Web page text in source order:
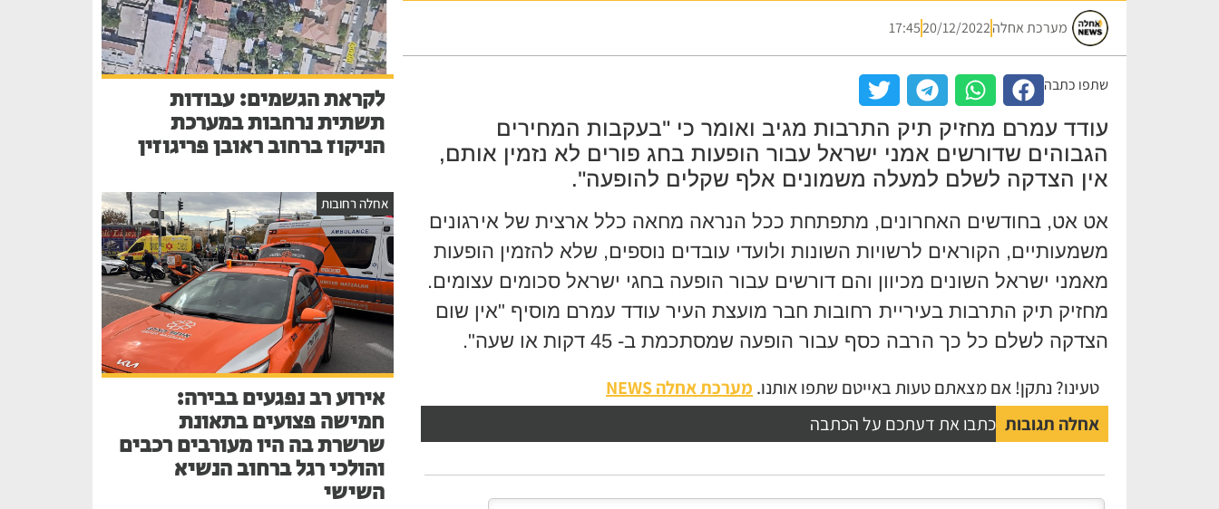
מערכת אחלה20/12/2022
17:45
שתפו כתבה
עודד עמרם מחזיק תיק התרבות מגיב ואומר כי "בעקבות המחירים
הגבוהים שדורשים אמני ישראל עבור הופעות בחג פורים לא נזמין אותם,
אין הצדקה לשלם למעלה משמונים אלף שקלים להופעה".
אט אט, בחודשים האחרונים, מתפתחת ככל הנראה מחאה כלל ארצית של אירגונים
משמעותיים, הקוראים לרשויות השונות ולועדי עובדים נוספים, שלא להזמין הופעות
מאמני ישראל השונים מכיוון והם דורשים עבור הופעה בחגי ישראל סכומים עצומים.
מחזיק תיק התרבות בעיריית רחובות חבר מועצת העיר עודד עמרם מוסיף "אין שום
הצדקה לשלם כל כך הרבה כסף עבור הופעה שמסתכמת ב- 45 דקות או שעה".
טעינו? נתקן! אם מצאתם טעות באייטם שתפו אותנו. מערכת אחלה NEWS
אחלה תגובות כתבו את דעתכם על הכתבה
לקראת הגשמים: עבודות
תשתית נרחבות במערכת
הניקוז ברחוב ראובן פריגוזין
אחלה רחובות
אירוע רב נפגעים בבירה:
חמישה פצועים בתאונת
שרשרת בה היו מעורבים רכבים
והולכי רגל ברחוב הנשיא
השישי